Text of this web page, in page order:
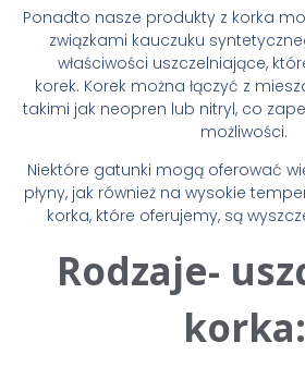
Ponadto nasze produkty z korka
związkami kauczuku
właściwości uszczelniające,
korek. Korek można łączyć z
takimi jak neopren lub nitryl, co
możliwości.
Niektóre gatunki mogą oferować
płyny, jak również na wysokie
korka, które oferujemy, są
Rodzaje-
korka: